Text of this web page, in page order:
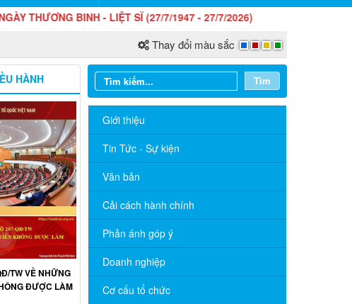
- LIỆT SĨ (27/7/1947 - 27/7/2026)
Thay đổi màu sắc
Tìm
Giới thiệu
Tin Tức - Sự kiện
Văn bản
Cải cách hành chính
Phản ánh góp ý
Doanh nghiệp
Cơ cấu tổ chức
LỊCH LÀM VIỆC TT HĐND-UBND
TUẦN 30.2026 (Điều chỉnh, bổ sung lần
4)
LỊCH LÀM VIỆC TT HĐND-UBND
TUẦN 28.2026 (Điều chỉnh, bổ sung lần
6)
HÀNH
TW VỀ NHỮNG
ĐƯỢC LÀM